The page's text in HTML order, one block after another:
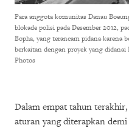
Para anggota komunitas Danau
blokade polisi pada Desember 2012,
Bopha, yang terancam pidana karena
berkaitan dengan proyek yang didanai
Photos
Dalam empat tahun
aturan yang diterapkan